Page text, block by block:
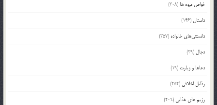
خواص میوه ها (308)
داستان(146)
دانستنی‌های خانواده (357)
دجال (29)
دعاها و زیارت (19)
رذایل اخلاقی (252)
رژیم های غذایی (209)